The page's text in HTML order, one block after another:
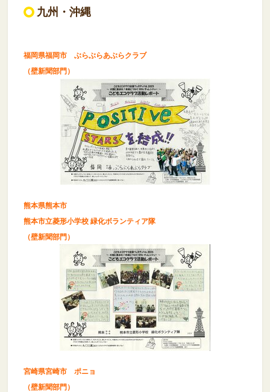
九州・沖縄
福岡県福岡市 ぶらぶらあぶらクラブ
（壁新聞部門）
熊本県熊本市
熊本市立菱形小学校 緑化ボランティア隊
（壁新聞部門）
宮崎県宮崎市 ポニョ
（壁新聞部門）